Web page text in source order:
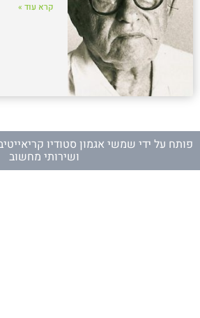
קרא עוד »
פותח על ידי שמשי אגמון סטודיו
ושירותי מחשוב